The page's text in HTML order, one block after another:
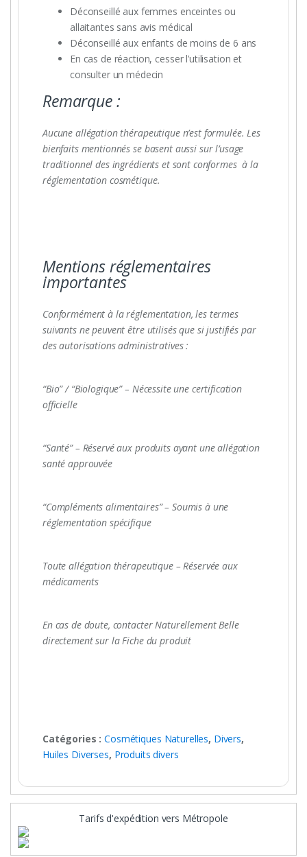
Déconseillé aux femmes enceintes ou
allaitantes sans avis médical
Déconseillé aux enfants de moins de 6 ans
En cas de réaction, cesser l’utilisation et
consulter un médecin
Remarque :
Aucune allégation thérapeutique n’est formulée. Les
bienfaits mentionnés se basent aussi sur l’usage
traditionnel des ingrédients et sont conformes à la
réglementation cosmétique.
Mentions réglementaires
importantes
Conformément à la réglementation, les termes
suivants ne peuvent être utilisés que si justifiés par
des autorisations administratives :
“Bio” / “Biologique” – Nécessite une certification
officielle
“Santé” – Réservé aux produits ayant une allégation
santé approuvée
“Compléments alimentaires” – Soumis à une
réglementation spécifique
Toute allégation thérapeutique – Réservée aux
médicaments
En cas de doute, contacter Naturellement Belle
directement sur la Fiche du produit
Catégories :Cosmétiques Naturelles, Divers,
Huiles Diverses, Produits divers
Tarifs d'expédition vers Métropole